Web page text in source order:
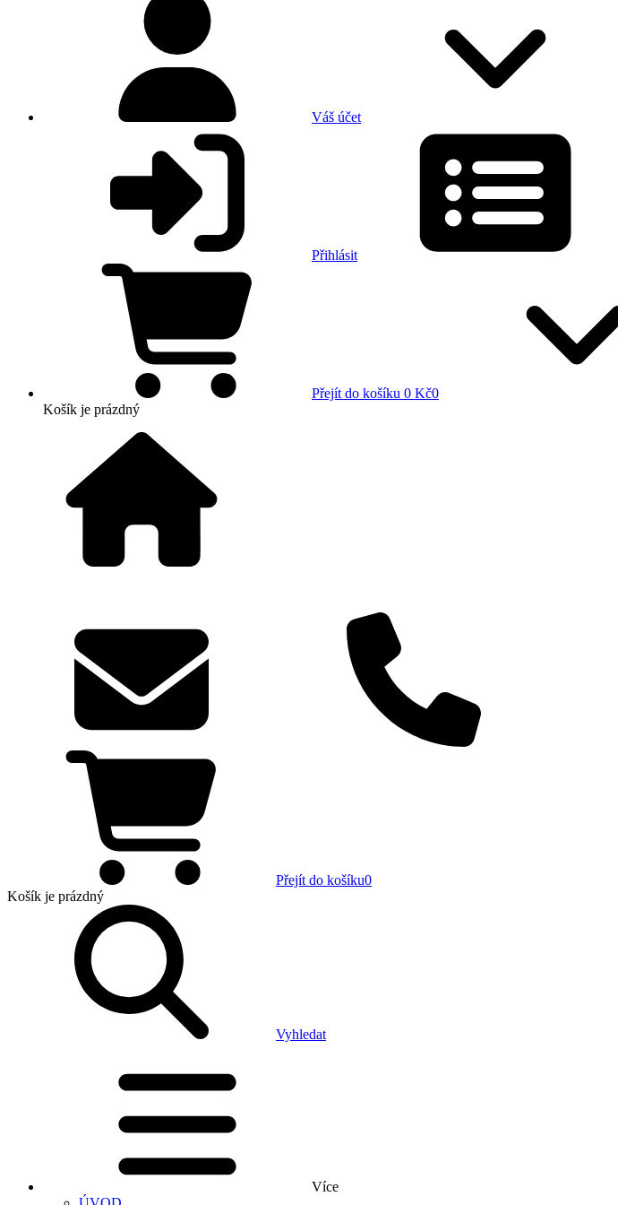
Váš účet
Přihlásit
Přejít do košíku 0 Kč0
Košík je prázdný
Přejít do košíku0
Košík je prázdný
Vyhledat
Více